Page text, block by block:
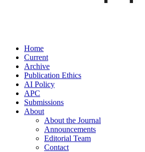
Home
Current
Archive
Publication Ethics
AI Policy
APC
Submissions
About
About the Journal
Announcements
Editorial Team
Contact